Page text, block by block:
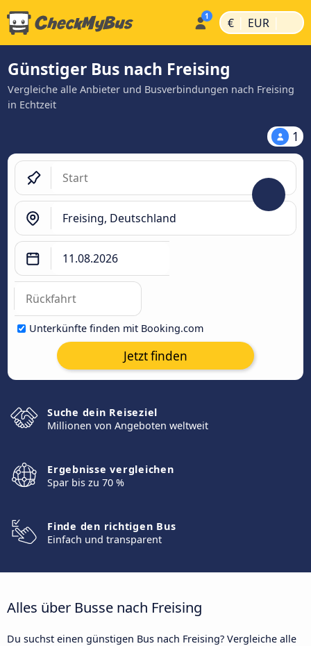
€ | EUR |
Günstiger Bus nach Freising
Vergleiche alle Anbieter und Busverbindungen nach Freising
in Echtzeit
1
Unterkünfte finden mit Booking.com
Jetzt finden
Suche dein Reiseziel
Millionen von Angeboten weltweit
Ergebnisse vergleichen
Spar bis zu 70 %
Finde den richtigen Bus
Einfach und transparent
Alles über Busse nach Freising
Du suchst einen günstigen Bus nach Freising? Vergleiche alle